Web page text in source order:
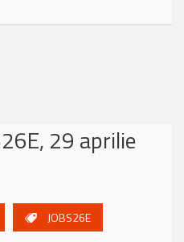
29 aprilie
JOBS26E